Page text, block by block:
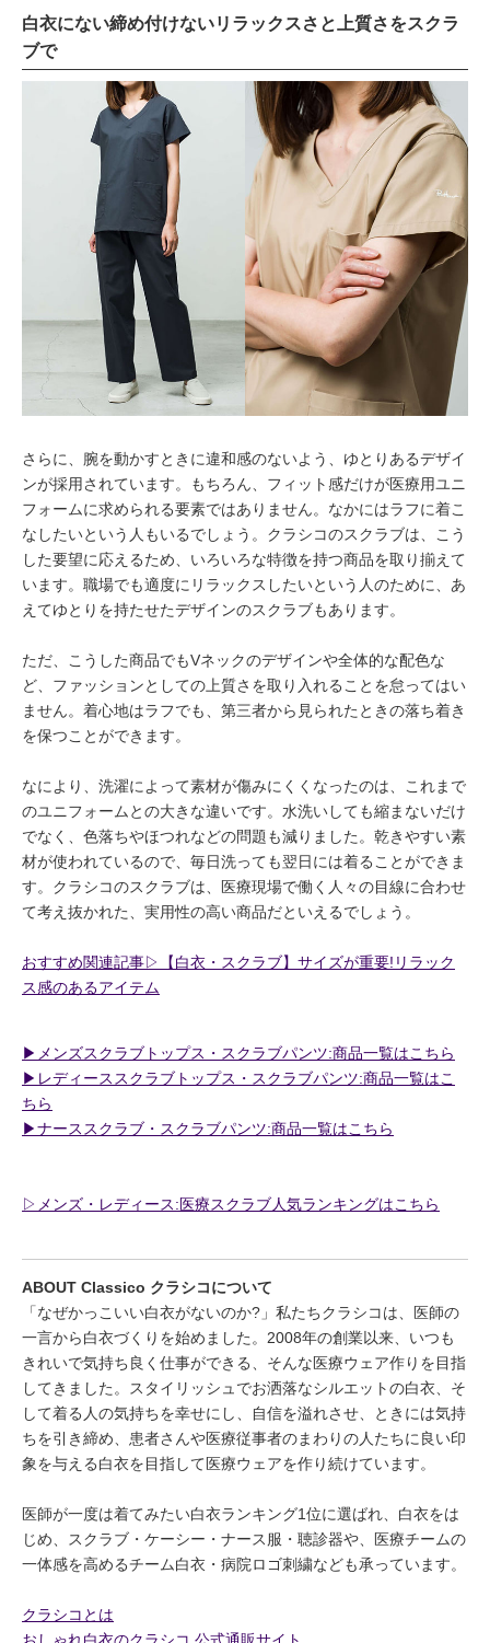
白衣にない締め付けないリラックスさと上質さをスクラ
ブで
さらに、腕を動かすときに違和感のないよう、ゆとりあるデザイ
ンが採用されています。もちろん、フィット感だけが医療用ユニ
フォームに求められる要素ではありません。なかにはラフに着こ
なしたいという人もいるでしょう。クラシコのスクラブは、こう
した要望に応えるため、いろいろな特徴を持つ商品を取り揃えて
います。職場でも適度にリラックスしたいという人のために、あ
えてゆとりを持たせたデザインのスクラブもあります。
ただ、こうした商品でもVネックのデザインや全体的な配色な
ど、ファッションとしての上質さを取り入れることを怠ってはい
ません。着心地はラフでも、第三者から見られたときの落ち着き
を保つことができます。
なにより、洗濯によって素材が傷みにくくなったのは、これまで
のユニフォームとの大きな違いです。水洗いしても縮まないだけ
でなく、色落ちやほつれなどの問題も減りました。乾きやすい素
材が使われているので、毎日洗っても翌日には着ることができま
す。クラシコのスクラブは、医療現場で働く人々の目線に合わせ
て考え抜かれた、実用性の高い商品だといえるでしょう。
おすすめ関連記事▷【白衣・スクラブ】サイズが重要!リラック
ス感のあるアイテム
▶︎メンズスクラブトップス・スクラブパンツ:商品一覧はこちら
▶︎レディーススクラブトップス・スクラブパンツ:商品一覧はこ
ちら
▶︎ナーススクラブ・スクラブパンツ:商品一覧はこちら
▷メンズ・レディース:医療スクラブ人気ランキングはこちら
ABOUT Classico クラシコについて
「なぜかっこいい白衣がないのか?」私たちクラシコは、医師の
一言から白衣づくりを始めました。2008年の創業以来、いつも
きれいで気持ち良く仕事ができる、そんな医療ウェア作りを目指
してきました。スタイリッシュでお洒落なシルエットの白衣、そ
して着る人の気持ちを幸せにし、自信を溢れさせ、ときには気持
ちを引き締め、患者さんや医療従事者のまわりの人たちに良い印
象を与える白衣を目指して医療ウェアを作り続けています。
医師が一度は着てみたい白衣ランキング1位に選ばれ、白衣をは
じめ、スクラブ・ケーシー・ナース服・聴診器や、医療チームの
一体感を高めるチーム白衣・病院ロゴ刺繍なども承っています。
クラシコとは